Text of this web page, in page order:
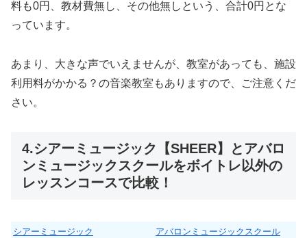
料も0円、教材費無し、その他無しという、合計0円とな
っています。
あまり、大きな声でいえませんが、教室があっても、施設
利用料がかかる？の音楽教室もありますので、ご注意くだ
さい。
4.シアーミュージック【SHEER】とアバロ
ンミュージックスクールをボイトレ以外の
レッスンコースで比較！
シアーミュージック
アバロンミュージックスクール